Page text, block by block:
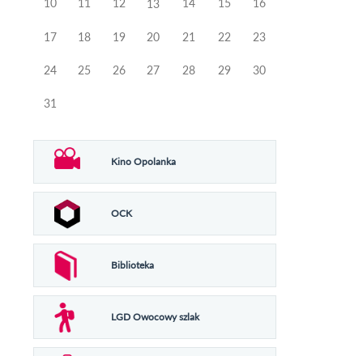
13
17 18 19 20 21 22 23
24 25 26 27 28 29 30
31
Kino Opolanka
OCK
Biblioteka
LGD Owocowy szlak